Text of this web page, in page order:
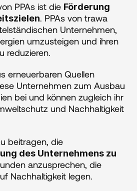
PPAs ist die Förderung
. PPAs von trawa
Unternehmen,
umzusteigen und ihren
reduzieren.
erneuerbaren Quellen
Unternehmen zum Ausbau
bei und können zugleich ihr
und Nachhaltigkeit
des Unternehmens zu
anzusprechen, die
Nachhaltigkeit legen.